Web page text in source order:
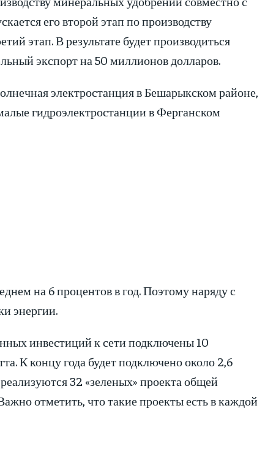
его второй этап по производству
этап. В результате будет производиться
экспорт на 50 миллионов долларов.
электростанция в Бешарыкском районе,
гидроэлектростанции в Ферганском
на 6 процентов в год. Поэтому наряду с
энергии.
инвестиций к сети подключены 10
К концу года будет подключено около 2,6
32 «зеленых» проекта общей
отметить, что такие проекты есть в каждой